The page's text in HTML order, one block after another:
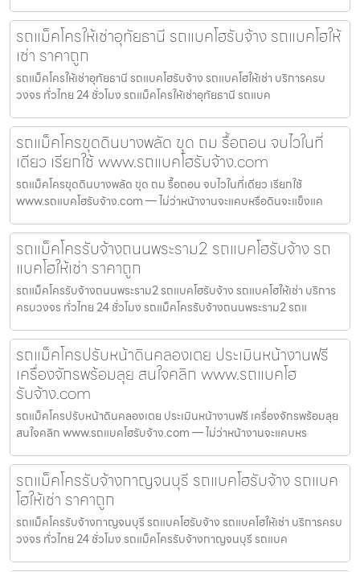
รถแม็คโครให้เช่าอุทัยธานี รถแบคโฮรับจ้าง รถแบคโฮให้
เช่า ราคาถูก
รถแม็คโครให้เช่าอุทัยธานี รถแบคโฮรับจ้าง รถแบคโฮให้เช่า บริการครบ
วงจร ทั่วไทย 24 ชั่วโมง รถแม็คโครให้เช่าอุทัยธานี รถแบค
รถแม็คโครขุดดินบางพลัด ขุด ถม รื้อถอน จบไวในที่
เดียว เรียกใช้ www.รถแบคโฮรับจ้าง.com
รถแม็คโครขุดดินบางพลัด ขุด ถม รื้อถอน จบไวในที่เดียว เรียกใช้
www.รถแบคโฮรับจ้าง.com — ไม่ว่าหน้างานจะแคบหรือดินจะแข็งแค
รถแม็คโครรับจ้างถนนพระราม2 รถแบคโฮรับจ้าง รถ
แบคโฮให้เช่า ราคาถูก
รถแม็คโครรับจ้างถนนพระราม2 รถแบคโฮรับจ้าง รถแบคโฮให้เช่า บริการ
ครบวงจร ทั่วไทย 24 ชั่วโมง รถแม็คโครรับจ้างถนนพระราม2 รถแ
รถแม็คโครปรับหน้าดินคลองเตย ประเมินหน้างานฟรี
เครื่องจักรพร้อมลุย สนใจคลิก www.รถแบคโฮ
รับจ้าง.com
รถแม็คโครปรับหน้าดินคลองเตย ประเมินหน้างานฟรี เครื่องจักรพร้อมลุย
สนใจคลิก www.รถแบคโฮรับจ้าง.com — ไม่ว่าหน้างานจะแคบหร
รถแม็คโครรับจ้างกาญจนบุรี รถแบคโฮรับจ้าง รถแบค
โฮให้เช่า ราคาถูก
รถแม็คโครรับจ้างกาญจนบุรี รถแบคโฮรับจ้าง รถแบคโฮให้เช่า บริการครบ
วงจร ทั่วไทย 24 ชั่วโมง รถแม็คโครรับจ้างกาญจนบุรี รถแบค